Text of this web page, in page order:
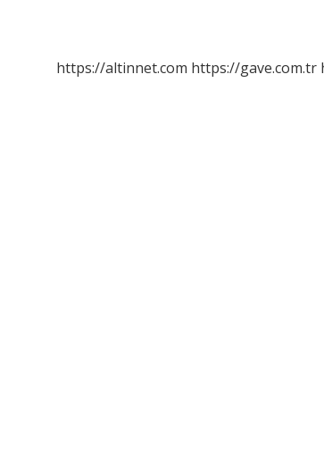
https://altinnet.com https://gave.com.tr